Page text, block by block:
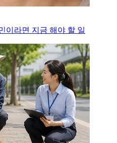
이라면 지금 해야 할 일